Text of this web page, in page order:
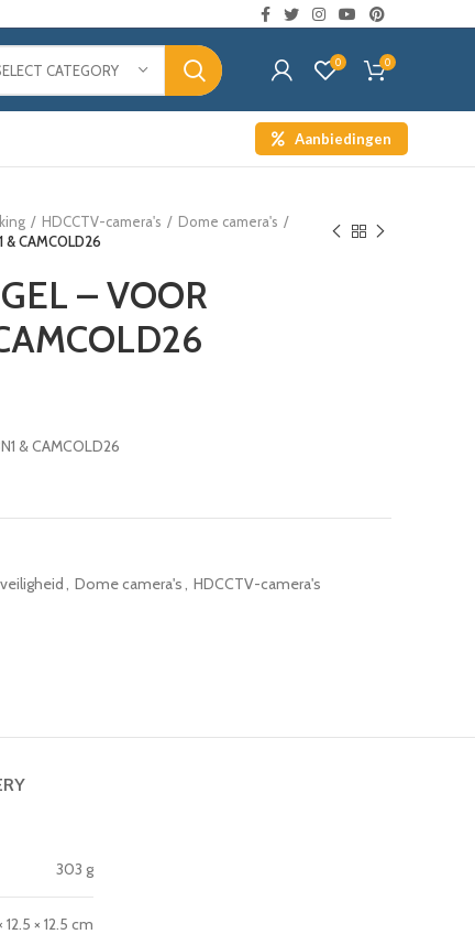
CATEGORY 0 0
Aanbiedingen
HDCCTV-camera's
Dome camera's
& CAMCOLD26
– VOOR
& CAMCOLD26
, Dome camera's, HDCCTV-camera's
303 g
12.5 × 12.5 cm